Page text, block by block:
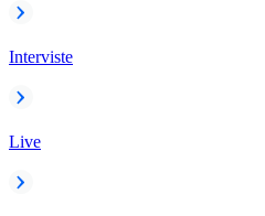
Interviste
Live